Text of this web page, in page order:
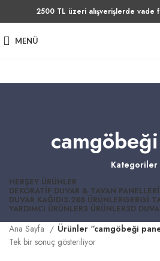
2500 TL üzeri alışverişlerde vade
MENÜ
Kategoriler
HERŞEY ÜRÜNLER
DEKORATIF DUVAR & TAVAN PANELLERI
DUVAR KAĞIDI3.288 ÜRÜNLERGERGI
YARDIMCI ÜRÜNLER3 ÜRÜNLER3D
Ana Sayfa
Ürünler “camgöbeği
Tek bir sonuç gösteriliyor